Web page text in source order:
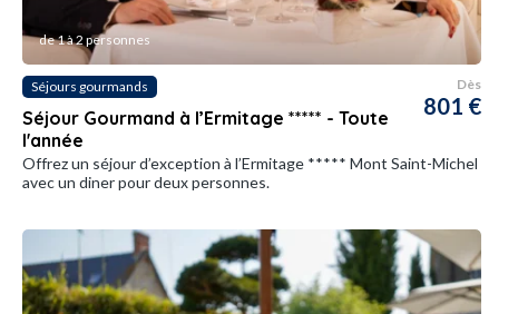
de 1 à 2 personnes
Séjours gourmands
Séjour Gourmand à l’Ermitage ***** - Toute
l'année
Dès
801 €
Offrez un séjour d’exception à l’Ermitage ***** Mont Saint-Michel
avec un diner pour deux personnes.